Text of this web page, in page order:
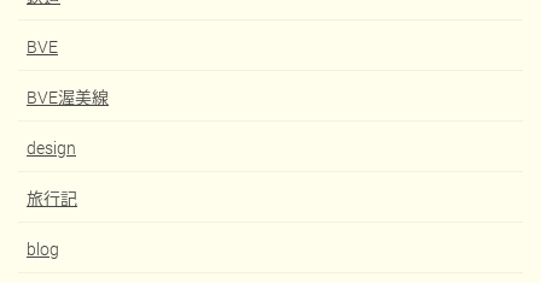
BVE
BVE渥美線
design
旅行記
blog